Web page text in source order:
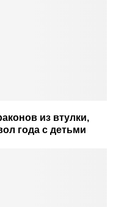
из втулки,
года с детьми